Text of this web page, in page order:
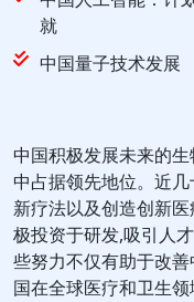
就
中国量子技术发展
中国积极发展未来的
中占据领先地位。近
新疗法以及创造创新
极投资于研发,吸引人
些努力不仅有助于改
国在全球医疗和卫生领